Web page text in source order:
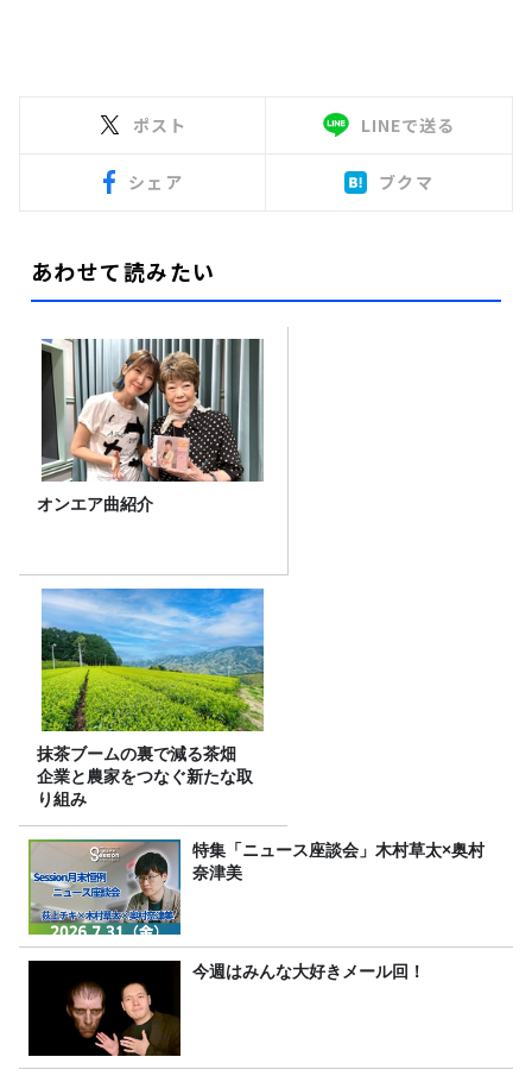
ポスト LINEで送る
シェア ブクマ
あわせて読みたい
オンエア曲紹介
抹茶ブームの裏で減る茶畑
企業と農家をつなぐ新たな取
り組み
特集「ニュース座談会」木村草太×奥村
奈津美
今週はみんな大好きメール回！